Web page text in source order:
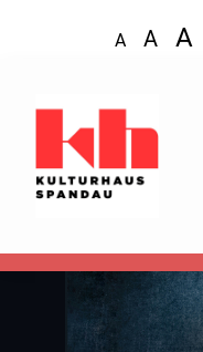
A A A